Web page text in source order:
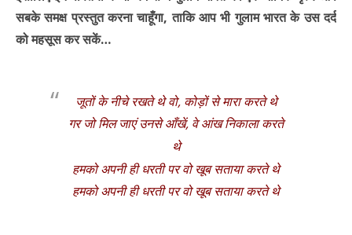
सबके समक्ष प्रस्तुत करना चाहूँगा, ताकि आप भी गुलाम भारत के उस दर्द
को महसूस कर सकें…
जूतों के नीचे रखते थे वो, कोड़ों से मारा करते थे
गर जो मिल जाएं उनसे आँखें, वे आंख निकाला करते
थे
हमको अपनी ही धरती पर वो खूब सताया करते थे
हमको अपनी ही धरती पर वो खूब सताया करते थे